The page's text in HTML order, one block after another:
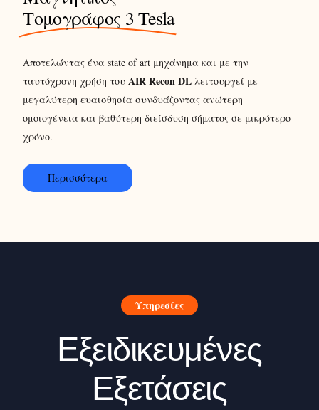
Τομογράφος 3 Tesla
Αποτελώντας ένα state of art μηχάνημα και με την
ταυτόχρονη χρήση τουAIR Recon DL λειτουργεί με
μεγαλύτερη ευαισθησία συνδυάζοντας ανώτερη
ομοιογένεια και βαθύτερη διείσδυση σήματος σε μικρότερο
χρόνο.
Περισσότερα
Υπηρεσίες
Εξειδικευμένες
Εξετάσεις